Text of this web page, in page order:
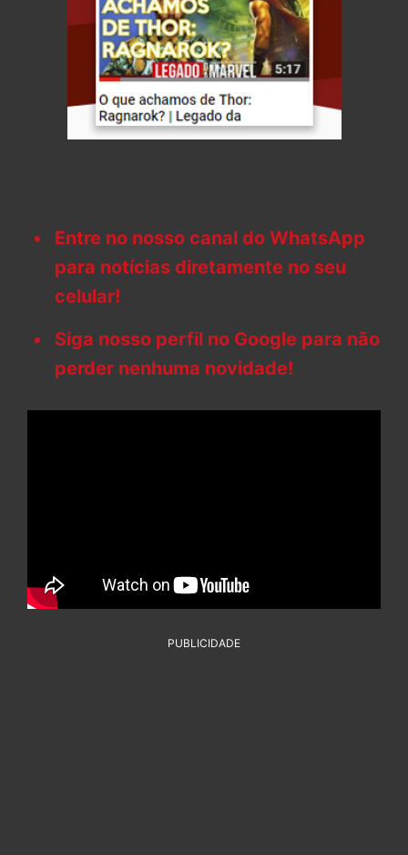
Entre no nosso canal do WhatsApp
para notícias diretamente no seu
celular!
Siga nosso perfil no Google para não
perder nenhuma novidade!
PUBLICIDADE